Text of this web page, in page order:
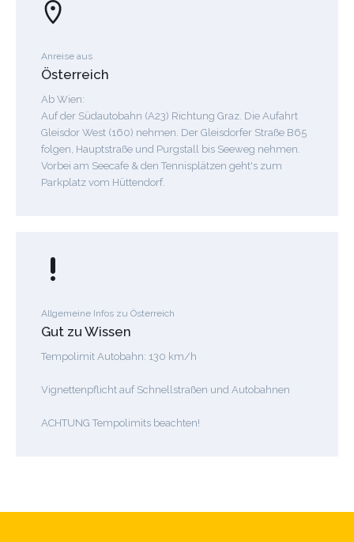
Anreise aus
Österreich
Ab Wien:
Auf der Südautobahn (A23) Richtung Graz. Die Aufahrt
Gleisdor West (160) nehmen. Der Gleisdorfer Straße B65
folgen, Hauptstraße und Purgstall bis Seeweg nehmen.
Vorbei am Seecafe & den Tennisplätzen geht's zum
Parkplatz vom Hüttendorf.
Allgemeine Infos zu Österreich
Gut zu Wissen
Tempolimit Autobahn: 130 km/h ​
Vignettenpflicht auf Schnellstraßen und Autobahnen
ACHTUNG Tempolimits beachten!